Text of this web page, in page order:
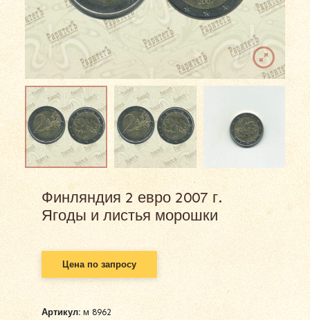
Финляндия 2 евро 2007 г.
Ягоды и листья морошки
Цена по запросу
Артикул:м 8962